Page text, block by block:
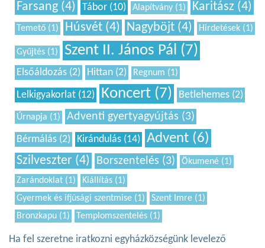
Farsang (4) Tábor (10) Alapítvány (1) Karitász (4)
Temető (1) Húsvét (4) Nagyböjt (4) Hirdetések (1)
Gyűjtés (1) Szent II. János Pál (7)
Elsőáldozás (2) Hittan (2) Regnum (1)
Lelkigyakorlat (12) Koncert (7) Betlehemes (2)
Úrnapja (1) Adventi gyertyagyújtás (3)
Bérmálás (2) Kirándulás (14) Advent (6)
Szilveszter (4) Borszentelés (3)
Ökumené (1)
Zarándoklat (1)
Kiállítás (1)
Gyermek és ifjúsági szentmise (1)
Szent Imre (1)
Bronzkapu (1)
Templomszentelés (1)
Ha fel szeretne iratkozni egyházközségünk levelező